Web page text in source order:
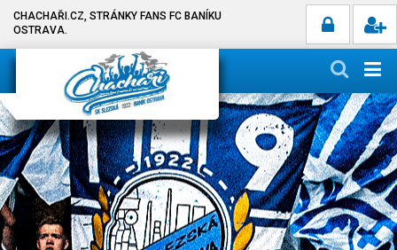
CHACHAŘI.CZ, STRÁNKY FANS FC BANÍKU
OSTRAVA.